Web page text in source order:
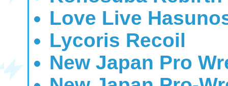
Love Live
Lycoris Recoil
New Japan Pro